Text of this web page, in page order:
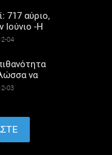
717 αύριο,
Ιούνιο -Η
04
να
Ελλάδα
03